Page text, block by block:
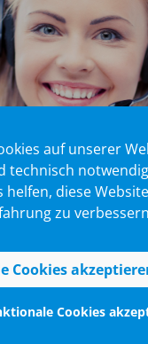
für Sie
70
promotion.com
auf unserer
technisch
helfen, diese
zu
Cookies
Cookies